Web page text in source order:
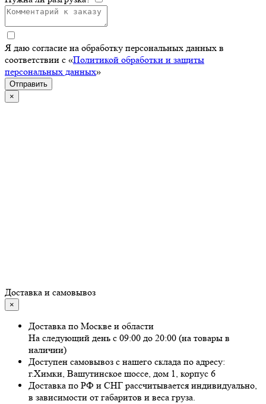
Я даю согласие на обработку персональных данных в
соответствии с «Политикой обработки и защиты
персональных данных»
Отправить
×
Доставка и самовывоз
×
Доставка по Москве и области
На следующий день с 09:00 до 20:00 (на товары в
наличии)
Доступен самовывоз с нашего склада по адресу:
г.Химки, Вашутинское шоссе, дом 1, корпус 6
Доставка по РФ и СНГ рассчитывается индивидуально,
в зависимости от габаритов и веса груза.